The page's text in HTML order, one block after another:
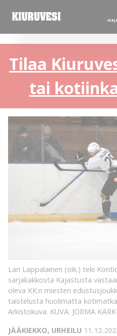
Tilaa
tai
Lari Lappalainen (oik.) teki
sarjakakkosta Kajastusta
oleva KK:n miesten
taistelusta huolimatta
Arkistokuva. KUVA: JORMA
JÄÄKIEKKO, URHEILU